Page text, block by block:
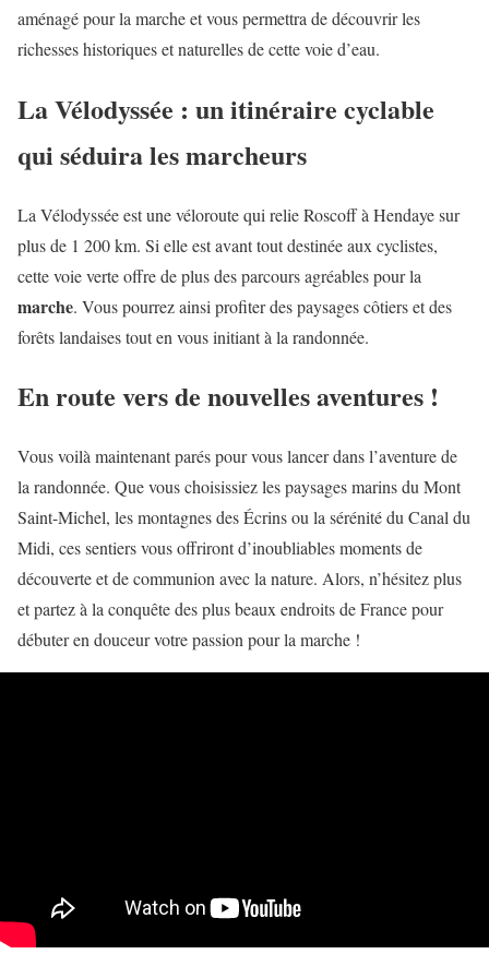
aménagé pour la marche et vous permettra de découvrir les
richesses historiques et naturelles de cette voie d’eau.
La Vélodyssée : un itinéraire cyclable
qui séduira les marcheurs
La Vélodyssée est une véloroute qui relie Roscoff à Hendaye sur
plus de 1 200 km. Si elle est avant tout destinée aux cyclistes,
cette voie verte offre de plus des parcours agréables pour la
marche. Vous pourrez ainsi profiter des paysages côtiers et des
forêts landaises tout en vous initiant à la randonnée.
En route vers de nouvelles aventures !
Vous voilà maintenant parés pour vous lancer dans l’aventure de
la randonnée. Que vous choisissiez les paysages marins du Mont
Saint-Michel, les montagnes des Écrins ou la sérénité du Canal du
Midi, ces sentiers vous offriront d’inoubliables moments de
découverte et de communion avec la nature. Alors, n’hésitez plus
et partez à la conquête des plus beaux endroits de France pour
débuter en douceur votre passion pour la marche !